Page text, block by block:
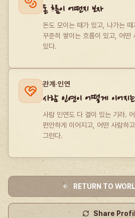
돈 흐름이 어떤지 보자
돈도 모이는 때가 있고, 나가는
꾸준히 쌓이는 흐름이 있고, 어떤
있다.
관계·인연
사람 인연이 어떻게 이어지는
사람 인연도 다 결이 있는 기라.
편안하게 이어지고, 어떤 사람하
그런다.
RETURN TO
Share